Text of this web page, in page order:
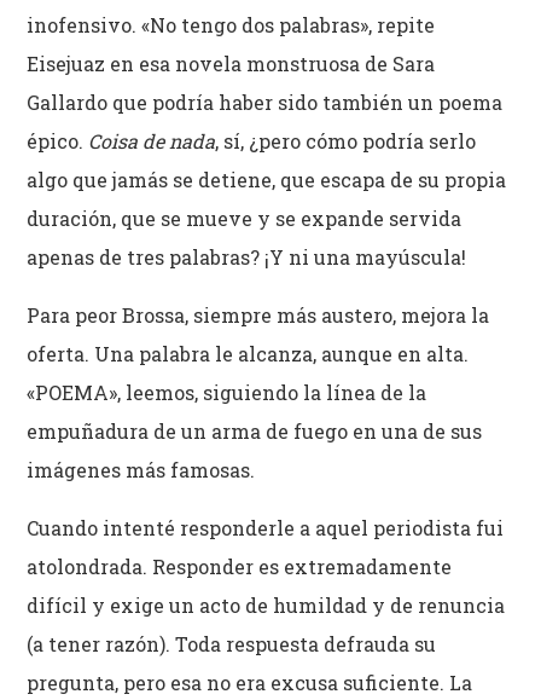
inofensivo. «No tengo dos palabras», repite
Eisejuaz en esa novela monstruosa de Sara
Gallardo que podría haber sido también un poema
épico. Coisa de nada, sí, ¿pero cómo podría serlo
algo que jamás se detiene, que escapa de su propia
duración, que se mueve y se expande servida
apenas de tres palabras? ¡Y ni una mayúscula!
Para peor Brossa, siempre más austero, mejora la
oferta. Una palabra le alcanza, aunque en alta.
«POEMA», leemos, siguiendo la línea de la
empuñadura de un arma de fuego en una de sus
imágenes más famosas.
Cuando intenté responderle a aquel periodista fui
atolondrada. Responder es extremadamente
difícil y exige un acto de humildad y de renuncia
(a tener razón). Toda respuesta defrauda su
pregunta, pero esa no era excusa suficiente. La